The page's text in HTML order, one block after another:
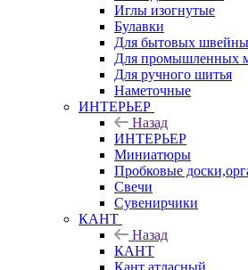
Иглы изогнутые
Булавки
Для бытовых
Для промышленных
Для ручного шитья
Наметочные
ИНТЕРЬЕР
Назад
ИНТЕРЬЕР
Миниатюры
Пробковые
Свечи
Сувенирчики
КАНТ
Назад
КАНТ
Кант атласный